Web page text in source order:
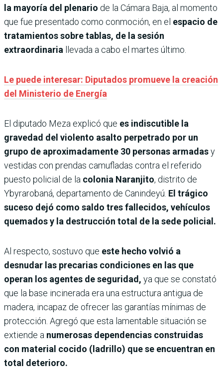
la mayoría del plenario de la Cámara Baja, al momento
que fue presentado como conmoción, en el espacio de
tratamientos sobre tablas, de la sesión
extraordinaria
llevada a cabo el martes último.
Le puede interesar: Diputados promueve la creación
del Ministerio de Energía
El diputado Meza explicó que es indiscutible la
gravedad del violento asalto perpetrado por un
grupo de aproximadamente 30 personas armadasy
vestidas con prendas camufladas contra el referido
puesto policial de la colonia Naranjito, distrito de
Ybyrarobaná, departamento de Canindeyú. El trágico
suceso dejó como saldo tres fallecidos, vehículos
quemados y la destrucción total de la sede policial.
Al respecto, sostuvo que este hecho volvió a
desnudar las precarias condiciones en las que
operan los agentes de seguridad, ya que se constató
que la base incinerada era una estructura antigua de
madera, incapaz de ofrecer las garantías mínimas de
protección. Agregó que esta lamentable situación se
extiende a numerosas dependencias construidas
con material cocido (ladrillo) que se encuentran en
total deterioro.